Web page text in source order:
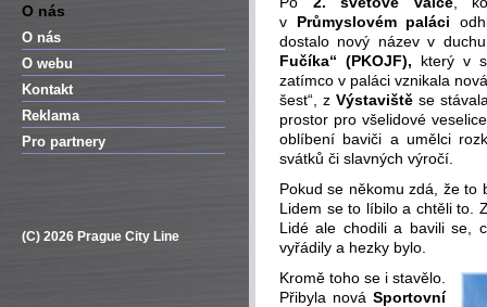
O nás
O nás
O webu
Kontakt
Reklama
Pro partnery
(C) 2026 Prague City Line
v Průmyslovém paláci
dostalo nový název v
Fučíka“ (PKOJF), který v
zatímco v paláci vznikala
šest“, zVýstavištěse
prostor pro všelidové
oblíbení baviči a umělci
svátků či slavných výročí.
Pokud se někomu zdá, že to
Lidem se to líbilo a chtěli to.
Lidé ale chodili a bavili se,
vyřádily a hezky bylo.
Kromě toho se i stavělo.
Přibyla nová Sportovní